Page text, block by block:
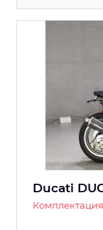
Ducati